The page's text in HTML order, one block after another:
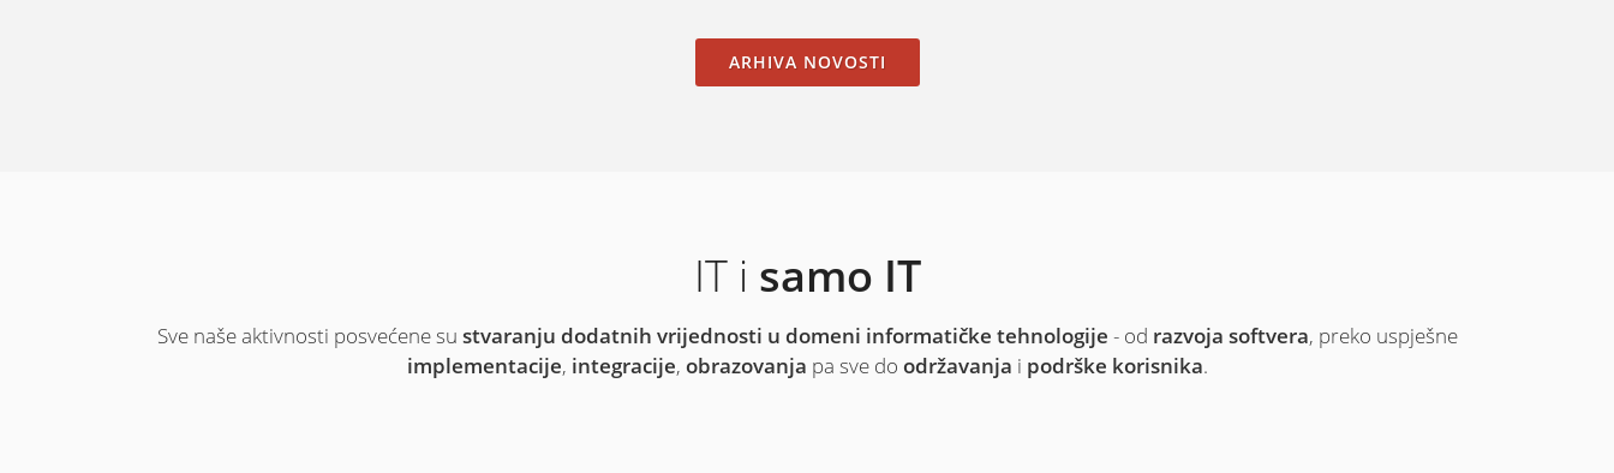
ARHIVA NOVOSTI
IT i samo IT
Sve naše aktivnosti posvećene su stvaranju dodatnih vrijednosti u domeni informatičke tehnologije - od razvoja softvera, preko uspješne
implementacije, integracije, obrazovanja pa sve do održavanja i podrške korisnika.